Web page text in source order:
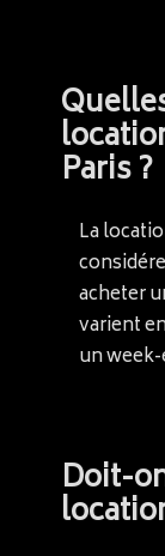
Paris ?
La
acheter
varient
un
Doit-